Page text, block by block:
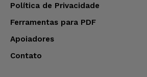
Política de Privacidade
Ferramentas para PDF
Apoiadores
Contato